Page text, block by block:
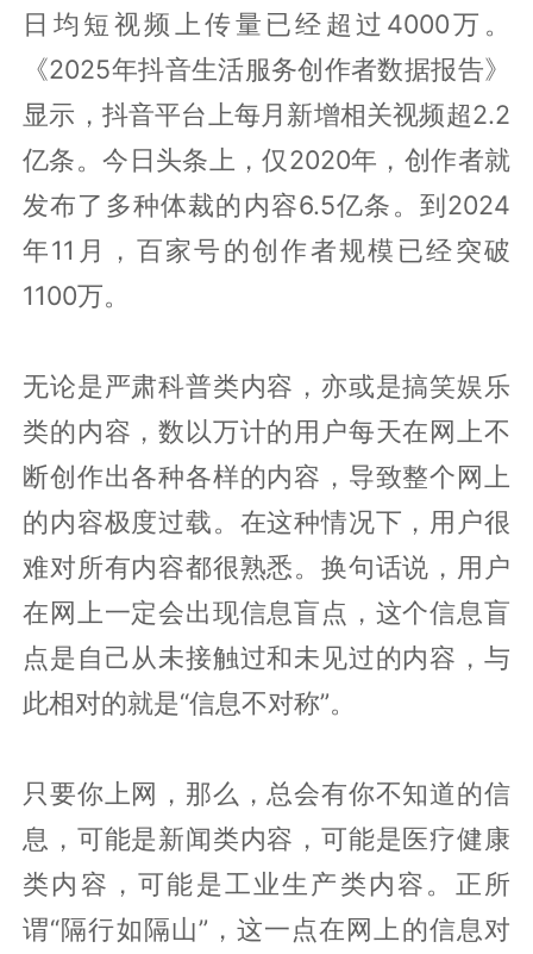
日均短视频上传量已经超过4000万。
《2025年抖音生活服务创作者数据报告》
显示，抖音平台上每月新增相关视频超2.2
亿条。今日头条上，仅2020年，创作者就
发布了多种体裁的内容6.5亿条。到2024
年11月，百家号的创作者规模已经突破
1100万。
无论是严肃科普类内容，亦或是搞笑娱乐
类的内容，数以万计的用户每天在网上不
断创作出各种各样的内容，导致整个网上
的内容极度过载。在这种情况下，用户很
难对所有内容都很熟悉。换句话说，用户
在网上一定会出现信息盲点，这个信息盲
点是自己从未接触过和未见过的内容，与
此相对的就是“信息不对称”。
只要你上网，那么，总会有你不知道的信
息，可能是新闻类内容，可能是医疗健康
类内容，可能是工业生产类内容。正所
谓“隔行如隔山”，这一点在网上的信息对